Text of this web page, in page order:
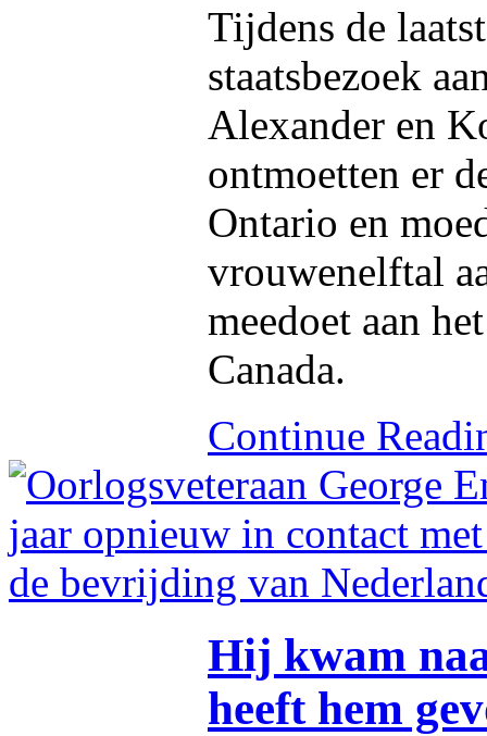
Tijdens de
staatsbezoek
Alexander en
ontmoetten er
Ontario en
vrouwenelftal
meedoet aan
Canada.
Continue
Hij kwam
heeft hem